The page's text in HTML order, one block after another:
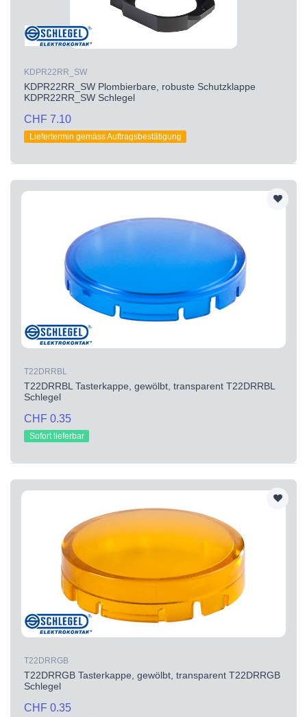
KDPR22RR_SW
KDPR22RR_SW Plombierbare, robuste Schutzklappe
KDPR22RR_SW Schlegel
CHF 7.10
Liefertermin gemäss Auftragsbestätigung
T22DRRBL
T22DRRBL Tasterkappe, gewölbt, transparent T22DRRBL
Schlegel
CHF 0.35
Sofort lieferbar
T22DRRGB
T22DRRGB Tasterkappe, gewölbt, transparent T22DRRGB
Schlegel
CHF 0.35